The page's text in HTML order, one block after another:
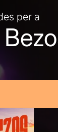
per a